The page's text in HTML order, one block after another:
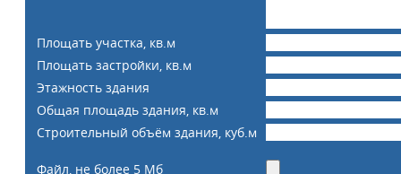
Площать участка, кв.м
Площать застройки, кв.м
Этажность здания
Общая площадь здания, кв.м
Строительный объём здания, куб.м
Файл, не более 5 Мб